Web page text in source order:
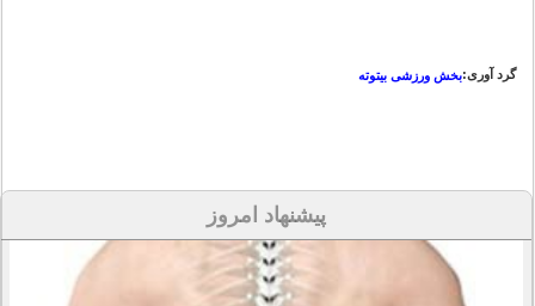
گرد آوری:بخش ورزشی بیتوته
پیشنهاد امروز